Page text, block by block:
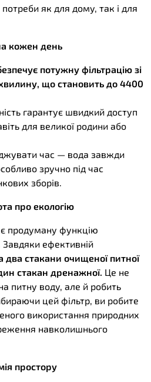
як для дому, так і для
кожен день
потужну фільтрацію зі
що становить до 4400
гарантує швидкий доступ
для великої родини або
час — вода завжди
зручно під час
зборів.
про екологію
продуману функцію
Завдяки ефективній
два стакани очищеної питної
стакан дренажної. Це не
питну воду, але й робить
цей фільтр, ви робите
використання природних
навколишнього
простору